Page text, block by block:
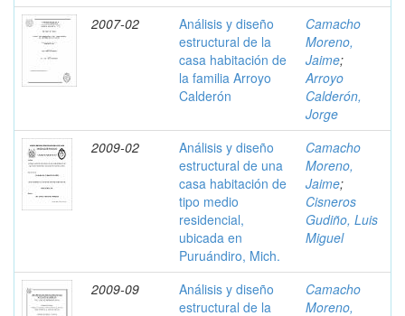
2007-02
Análisis y diseño
estructural de la
casa habitación de
la familia Arroyo
Calderón
Camacho
Moreno,
Jaime;
Arroyo
Calderón,
Jorge
2009-02
Análisis y diseño
estructural de una
casa habitación de
tipo medio
residencial,
ubicada en
Puruándiro, Mich.
Camacho
Moreno,
Jaime;
Cisneros
Gudiño, Luis
Miguel
2009-09
Análisis y diseño
estructural de la
Camacho
Moreno,